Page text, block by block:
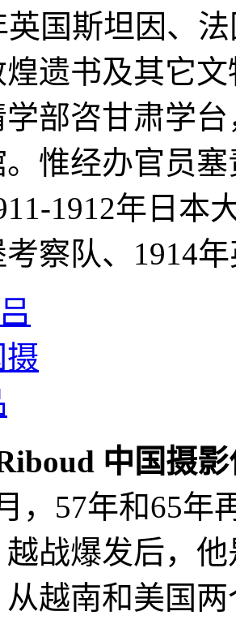
英国斯坦因、
遗书及其它
学部咨甘肃学
。惟经办官员
1912年日本
察队、1914
中国摄
，57年和65年
越战爆发后，
越南和美国